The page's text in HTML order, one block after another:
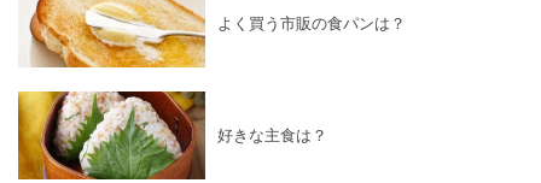
よく買う市販の食パンは？
好きな主食は？